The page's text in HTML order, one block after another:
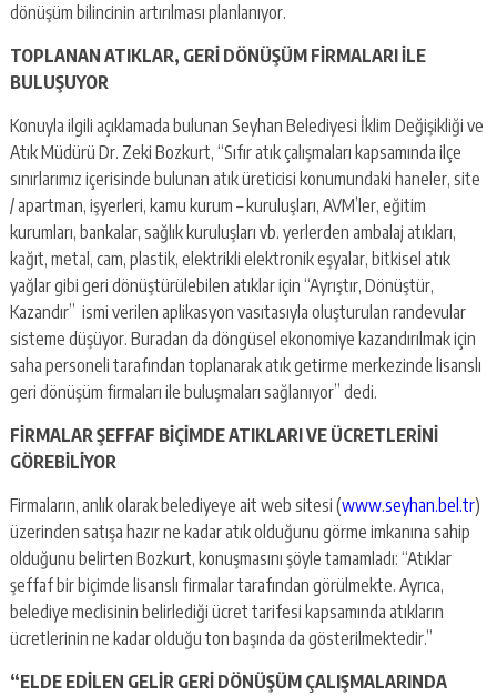
dönüşüm bilincinin artırılması planlanıyor.
TOPLANAN ATIKLAR, GERİ DÖNÜŞÜM FİRMALARI İLE
BULUŞUYOR
Konuyla ilgili açıklamada bulunan Seyhan Belediyesi İklim Değişikliği ve
Atık Müdürü Dr. Zeki Bozkurt, “Sıfır atık çalışmaları kapsamında ilçe
sınırlarımız içerisinde bulunan atık üreticisi konumundaki haneler, site
/ apartman, işyerleri, kamu kurum – kuruluşları, AVM’ler, eğitim
kurumları, bankalar, sağlık kuruluşları vb. yerlerden ambalaj atıkları,
kağıt, metal, cam, plastik, elektrikli elektronik eşyalar, bitkisel atık
yağlar gibi geri dönüştürülebilen atıklar için “Ayrıştır, Dönüştür,
Kazandır” ismi verilen aplikasyon vasıtasıyla oluşturulan randevular
sisteme düşüyor. Buradan da döngüsel ekonomiye kazandırılmak için
saha personeli tarafından toplanarak atık getirme merkezinde lisanslı
geri dönüşüm firmaları ile buluşmaları sağlanıyor” dedi.
FİRMALAR ŞEFFAF BİÇİMDE ATIKLARI VE ÜCRETLERİNİ
GÖREBİLİYOR
Firmaların, anlık olarak belediyeye ait web sitesi (www.seyhan.bel.tr)
üzerinden satışa hazır ne kadar atık olduğunu görme imkanına sahip
olduğunu belirten Bozkurt, konuşmasını şöyle tamamladı: “Atıklar
şeffaf bir biçimde lisanslı firmalar tarafından görülmekte. Ayrıca,
belediye meclisinin belirlediği ücret tarifesi kapsamında atıkların
ücretlerinin ne kadar olduğu ton başında da gösterilmektedir.”
“ELDE EDİLEN GELİR GERİ DÖNÜŞÜM ÇALIŞMALARINDA